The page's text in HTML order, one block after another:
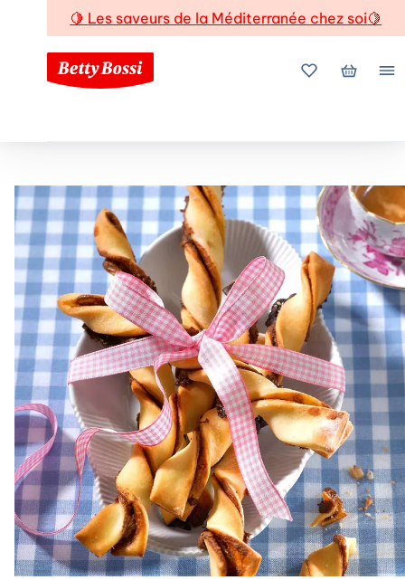
🍋 Les saveurs de la Méditerranée chez soi🍋
Mes favoris
Mon